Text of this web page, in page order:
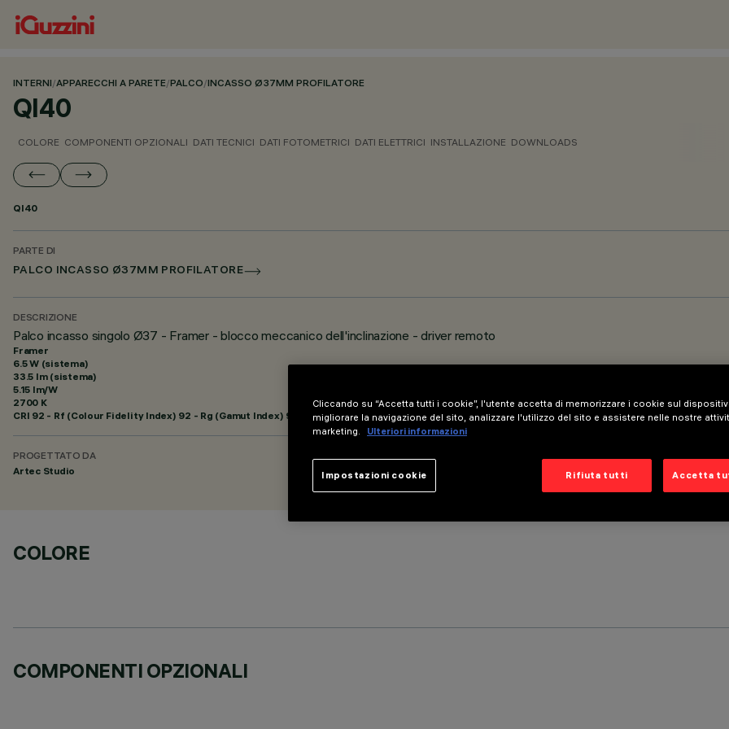
INTERNI/APPARECCHI A PARETE/PALCO/INCASSO Ø37MM PROFILATORE
QI40
COLORE COMPONENTI OPZIONALI DATI TECNICI DATI FOTOMETRICI DATI ELETTRICI INSTALLAZIONE DOWNLOADS
QI40
PARTE DI
PALCO INCASSO Ø37MM PROFILATORE
DESCRIZIONE
Palco incasso singolo Ø37 - Framer - blocco meccanico dell'inclinazione - driver remoto
Framer
6.5 W (sistema)
33.5 lm (sistema)
5.15 lm/W
2700 K
CRI 92 - Rf (Colour Fidelity Index) 92 - Rg (Gamut Index) 99
PROGETTATO DA
Artec Studio
COLORE
COMPONENTI OPZIONALI
Cliccando su “Accetta tutti i cookie”, l'utente accetta di memorizzare i cookie sul
migliorare la navigazione del sito, analizzare l'utilizzo del sito e assistere nelle nostre
marketing.
Ulteriori informazioni
Rifiuta tutti Accetta
Impostazioni cookie